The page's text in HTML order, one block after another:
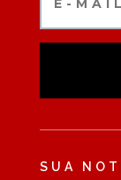
SUA